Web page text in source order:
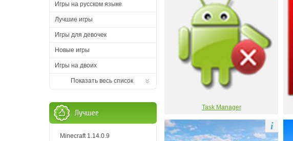
Task Manager
i
Игры на русском языке
Лучшие игры
Игры для девочек
Новые игры
Игры на двоих
Показать весь список
Лучшее
Minecraft 1.14.0.9